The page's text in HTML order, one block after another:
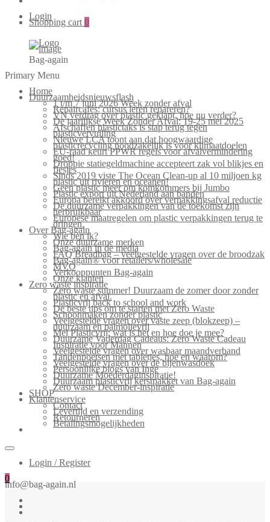
Login
Shopping cart 0
Bag-again
Primary Menu
Home
Duurzaamheidsnieuwsflash
1 t/m 7 juni 2026 Week zonder afval
Repaircafés: cursus leren repareren?
VN verdrag over plastic geklapt, hoe nu verder?
De jaarlijkse Week Zonder Afval: 19-25 mei 2025
Afschaffen plastictaks is stap terug tegen
plasticvervuiling
Nieuwe LCA toont aan dat hoogwaardige
plasticrecycling noodzakelijk is voor klimaatdoelen
EU-raad keurt PPWR regels voor afvalvermindering
goed!
Droppie statiegeldmachine accepteert zak vol blikjes en
flesjes
Sinds 2019 viste The Ocean Clean-up al 10 miljoen kg
plastic uit rivieren en oceanen!
Geen plastic meer om komkommers bij Jumbo
Plastic export uit Nederland aan banden
Europa bereikt akkoord over verpakkingsafval reductie
De duurzame verpakkingen van de toekomst zijn
herbruikbaar
Europese maatregelen om plastic verpakkingen terug te
dringen.
Over Bag-again
Wie ben ik?
Onze duurzame merken
Bag-again in de media
FAQ Breadbag – veelgestelde vragen over de broodzak
Bag-again® voor retailers/wholesale
MVO
Verkooppunten Bag-again
Onze klanten
Zero waste inspiratie
Zero waste summer! Duurzaam de zomer door zonder
plastic en afval.
Plasticvrij back to school and work
De beste tips om te starten met Zero Waste
Schoonmaken zonder plastic
Veelgestelde vragen over vaste zeep (blokzeep) –
duurzaam en palmolievrij
Mei Plasticvrij: wat is het en hoe doe je mee?
Duurzame Vaderdag Cadeaus: Zero Waste Cadeau
Inspiratie voor Mannen
Veelgestelde vragen over wasbaar maandverband
Tandenpoetsen met tabletjes, hoe en waarom?
Veelgestelde vragen over de bijenwasdoek
Persoonlijke blogs van Inge
Duurzame Moederdaginspiratie!
Duurzaam plasticvrij kerstpakket van Bag-again
Zero waste December-inspiratie
SHOP
Klantenservice
Contact
Levertijd en verzending
Retourneren
Betalingsmogelijkheden
Login / Register
0
info@bag-again.nl